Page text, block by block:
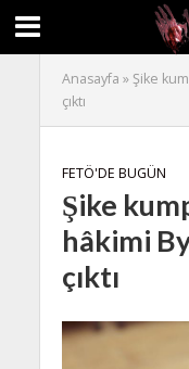
Anasayfa »Şike
çıktı
FETÖ'DE BUGÜN
Şike
hâkimi
çıktı